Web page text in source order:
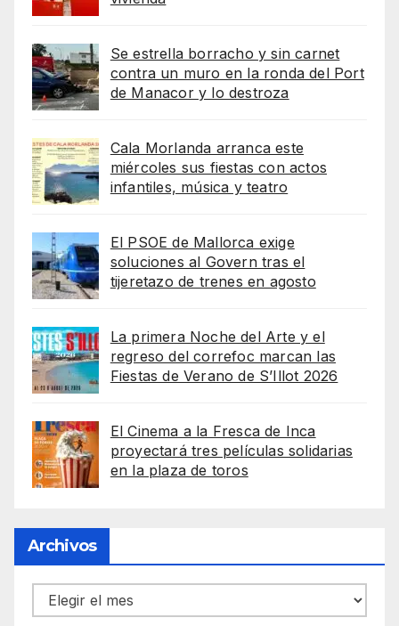
Se estrella borracho y sin carnet
contra un muro en la ronda del Port
de Manacor y lo destroza
Cala Morlanda arranca este
miércoles sus fiestas con actos
infantiles, música y teatro
El PSOE de Mallorca exige
soluciones al Govern tras el
tijeretazo de trenes en agosto
La primera Noche del Arte y el
regreso del correfoc marcan las
Fiestas de Verano de S’Illot 2026
El Cinema a la Fresca de Inca
proyectará tres películas solidarias
en la plaza de toros
Archivos
Archivos